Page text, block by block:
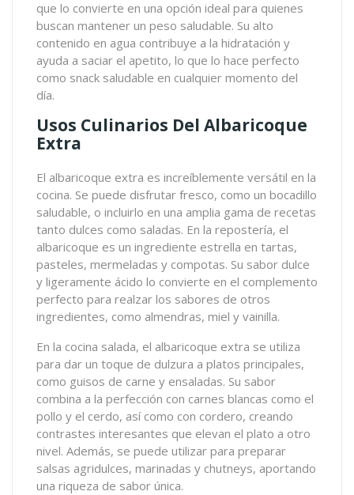
que lo convierte en una opción ideal para quienes
buscan mantener un peso saludable. Su alto
contenido en agua contribuye a la hidratación y
ayuda a saciar el apetito, lo que lo hace perfecto
como snack saludable en cualquier momento del
día.
Usos Culinarios Del Albaricoque
Extra
El albaricoque extra es increíblemente versátil en la
cocina. Se puede disfrutar fresco, como un bocadillo
saludable, o incluirlo en una amplia gama de recetas
tanto dulces como saladas. En la repostería, el
albaricoque es un ingrediente estrella en tartas,
pasteles, mermeladas y compotas. Su sabor dulce
y ligeramente ácido lo convierte en el complemento
perfecto para realzar los sabores de otros
ingredientes, como almendras, miel y vainilla.
En la cocina salada, el albaricoque extra se utiliza
para dar un toque de dulzura a platos principales,
como guisos de carne y ensaladas. Su sabor
combina a la perfección con carnes blancas como el
pollo y el cerdo, así como con cordero, creando
contrastes interesantes que elevan el plato a otro
nivel. Además, se puede utilizar para preparar
salsas agridulces, marinadas y chutneys, aportando
una riqueza de sabor única.